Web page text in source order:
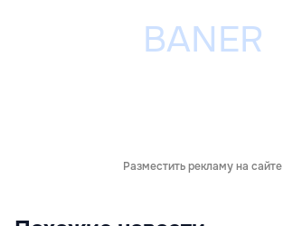
Разместить рекламу на сайте